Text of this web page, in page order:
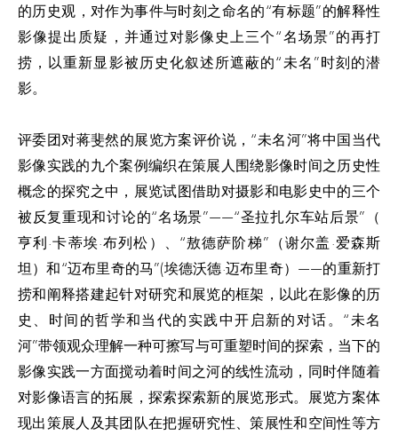
的历史观，对作为事件与时刻之命名的“有标题”的解释性
影像提出质疑，并通过对影像史上三个“名场景”的再打
捞，以重新显影被历史化叙述所遮蔽的“未名”时刻的潜
影。
评委团对蒋斐然的展览方案评价说，“未名河”将中国当代
影像实践的九个案例编织在策展人围绕影像时间之历史性
概念的探究之中，展览试图借助对摄影和电影史中的三个
被反复重现和讨论的“名场景”——“圣拉扎尔车站后景”（
亨利·卡蒂埃·布列松）、“敖德萨阶梯”（谢尔盖·爱森斯
坦）和“迈布里奇的马”(埃德沃德·迈布里奇）——的重新打
捞和阐释搭建起针对研究和展览的框架，以此在影像的历
史、时间的哲学和当代的实践中开启新的对话。“未名
河”带领观众理解一种可擦写与可重塑时间的探索，当下的
影像实践一方面搅动着时间之河的线性流动，同时伴随着
对影像语言的拓展，探索探索新的展览形式。展览方案体
现出策展人及其团队在把握研究性、策展性和空间性等方